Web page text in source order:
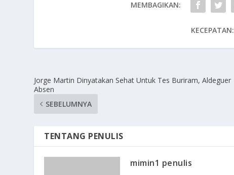
MEMBAGIKAN:
KECEPATAN:
Jorge Martin Dinyatakan Sehat Untuk Tes Buriram, Aldeguer
Absen
SEBELUMNYA
TENTANG PENULIS
mimin1 penulis